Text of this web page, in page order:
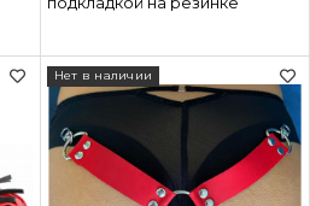
Нет в наличии